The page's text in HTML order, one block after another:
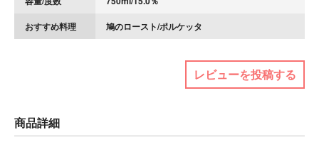
おすすめ料理
鳩のロースト/ポルケッタ
レビューを投稿する
商品詳細